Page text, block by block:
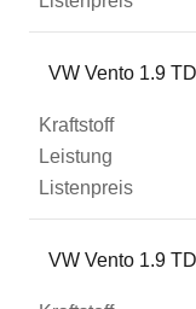
VW Vento 1.9
VW Vento 1.9